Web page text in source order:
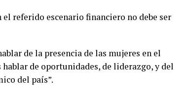
referido escenario financiero no debe ser
de la presencia de las mujeres en el
hablar de oportunidades, de liderazgo, y del
del país”.